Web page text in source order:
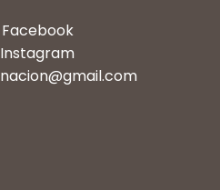
Facebook
Instagram